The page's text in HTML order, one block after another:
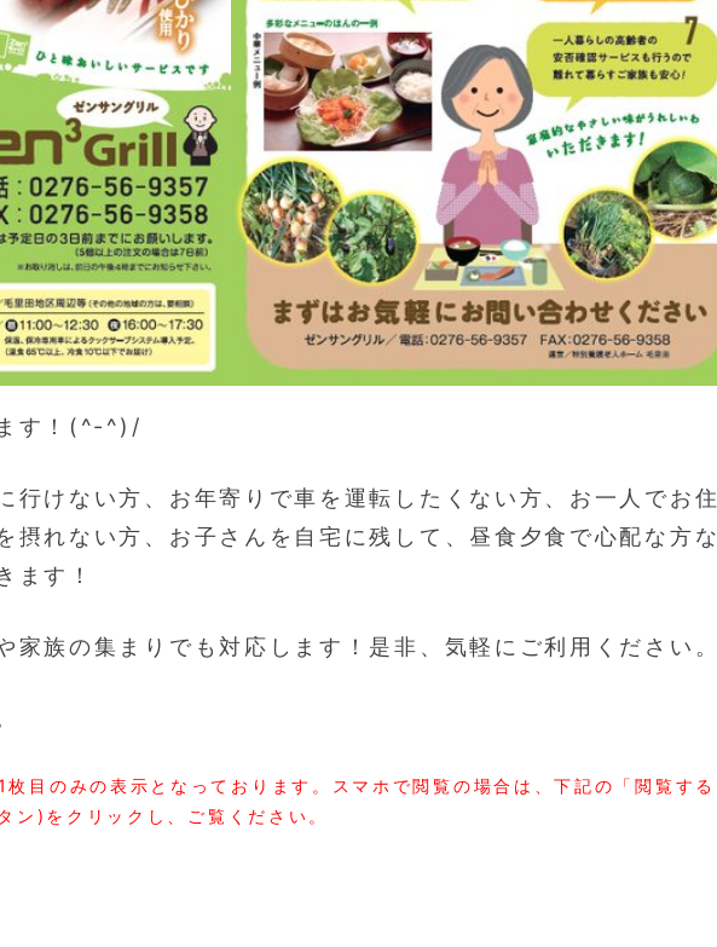
す！(^-^)/
行けない方、お年寄りで車を運転したくない方、お一人でお住
摂れない方、お子さんを自宅に残して、昼食夕食で心配な方な
ます！
家族の集まりでも対応します！是非、気軽にご利用ください。